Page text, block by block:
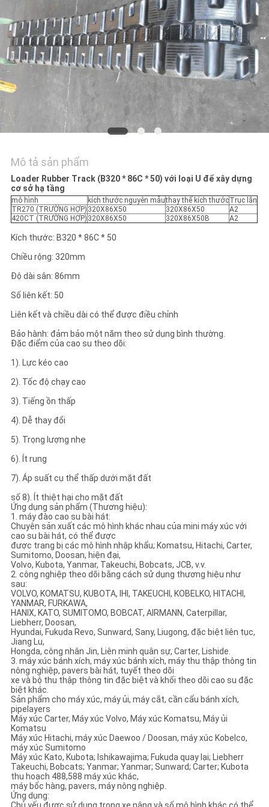
YÊU
CẦU
BÁO
GIÁ
NEWS
SƠ
ĐỒ
TRANG
WEB
PRIVACY
POLICY
Mô tả sản phẩm
Loader Rubber Track (B320 * 86C * 50) với loại U để xây dựng
cơ sở hạ tầng
mô hình kích thước nguyên mẫuthay thế kích thướcTrục lăn
TR270 (TRƯỜNG HỢP) 320X86X50 320X86X50
A2
420CT (TRƯỜNG HỢP) 320X86X50 320X86X50B A2
Kích thước: B320 * 86C * 50
Chiều rộng: 320mm
Độ dài sân: 86mm
Số liên kết: 50
Liên kết và chiều dài có thể được điều chỉnh
Bảo hành: đảm bảo một năm theo sử dụng bình thường.
Đặc điểm của cao su theo dõi:
1). Lực kéo cao
2). Tốc độ chạy cao
3). Tiếng ồn thấp
4). Dễ thay đổi
5). Trọng lượng nhẹ
6). Ít rung
7). Áp suất cụ thể thấp dưới mặt đất
số 8). Ít thiệt hại cho mặt đất
Ứng dụng sản phẩm (Thương hiệu):
1. máy đào cao su bài hát:
Chuyên sản xuất các mô hình khác nhau của mini máy xúc với
cao su bài hát, có thể được
được trang bị các mô hình nhập khẩu; Komatsu, Hitachi, Carter,
Sumitomo, Doosan, hiện đại,
Volvo, Kubota, Yanmar, Takeuchi, Bobcats, JCB, v.v.
2. công nghiệp theo dõi bằng cách sử dụng thương hiệu như
sau:
VOLVO, KOMATSU, KUBOTA, IHI, TAKEUCHI, KOBELKO, HITACHI,
YANMAR, FURKAWA,
HANIX, KATO, SUMITOMO, BOBCAT, AIRMANN, Caterpillar,
Liebherr, Doosan,
Hyundai, Fukuda Revo, Sunward, Sany, Liugong, đặc biệt liên tục,
Jiang Lu,
Hongda, công nhân Jin, Liên minh quân sự, Carter, Lishide.
3. máy xúc bánh xích, máy xúc bánh xích, máy thu thập thông tin
nông nghiệp, pavers bài hát, tuyết theo dõi
xe và bộ thu thập thông tin đặc biệt và khối theo dõi cao su đặc
biệt khác.
Sản phẩm cho máy xúc, máy ủi, máy cắt, cần cẩu bánh xích,
pipelayers
Máy xúc Carter, Máy xúc Volvo, Máy xúc Komatsu, Máy ủi
Komatsu
Máy xúc Hitachi, máy xúc Daewoo / Doosan, máy xúc Kobelco,
máy xúc Sumitomo
Máy xúc Kato, Kubota; Ishikawajima; Fukuda quay lại; Liebherr
Takeuchi, Bobcats; Yanmar; Yanmar; Sunward; Carter; Kubota
thu hoạch 488,588 máy xúc khác,
máy bốc hàng, pavers, máy nông nghiệp.
Ứng dụng: